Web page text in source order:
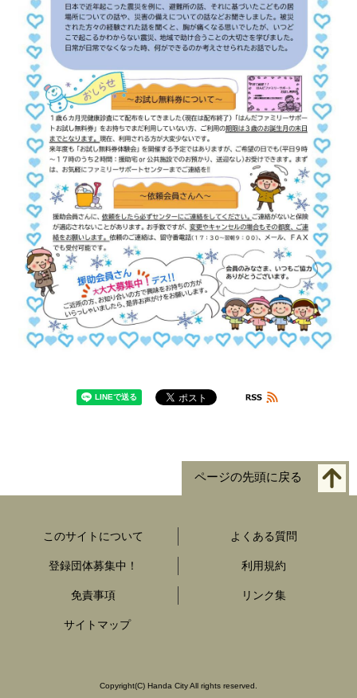
ページの先頭に戻る
このサイトについて よくある質問
登録団体募集中！ 利用規約
免責事項 リンク集
サイトマップ
Copyright(C) Handa City All rights reserved.